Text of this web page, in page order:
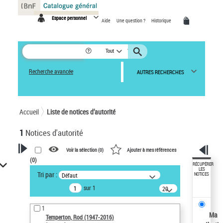
Espace personnel Aide Une question ? Historique
Tout
Recherche avancée AUTRES RECHERCHES
Accueil Liste de notices d’autorité
1 Notices d'autorité
VOTRE RECHERCHE
Recherche avancée dans les
notices d’autorité
Œuvres liées à l'auteur :
Temperton, Rod (1947-2016)
Voir la sélection (0) Ajouter à mes références
(0)
Tri par : Défaut
sur 1
20
résultats/page
1
Temperton, Rod (1947-2016)
RÉCUPÉRER
LES
NOTICES
Ma
Panneau de gestion des cookies